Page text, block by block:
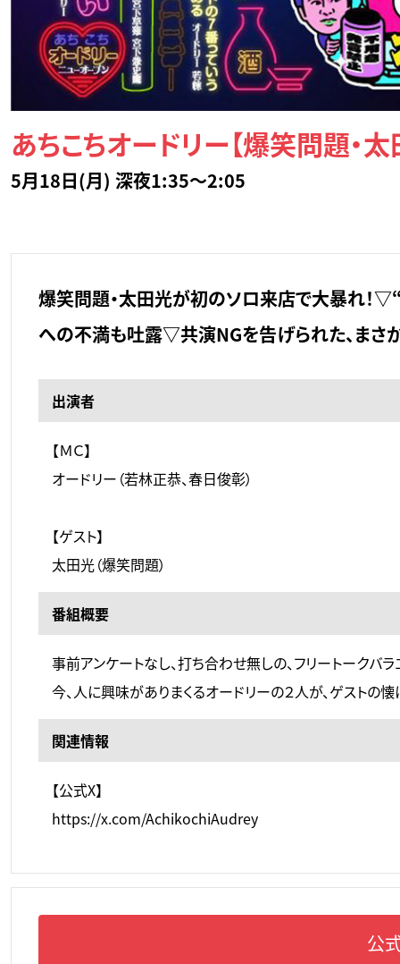
あちこちオードリー【爆笑問題・太
5月18日(月) 深夜1:35～2:05
公
爆笑問題・太田光が初のソロ来店で大暴れ！
への不満も吐露▽共演NGを告げられた、まさ
出演者
【ＭＣ】
オードリー（若林正恭、春日俊彰）
【ゲスト】
太田光（爆笑問題）
番組概要
事前アンケートなし、打ち合わせ無しの、フリートークバラ
今、人に興味がありまくるオードリーの２人が、ゲストの
関連情報
【公式X】
https://x.com/AchikochiAudrey